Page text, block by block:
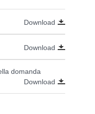
Download
Download
domanda
Download